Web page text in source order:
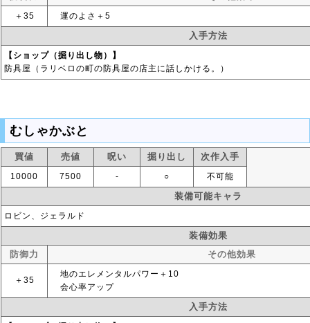
＋35 運のよさ＋5
入手方法
【ショップ（掘り出し物）】
防具屋（ラリベロの町の防具屋の店主に話しかける。）
むしゃかぶと
買値 売値 呪い 掘り出し 次作入手
10000 7500 ‐ ○ 不可能
装備可能キャラ
ロビン、ジェラルド
装備効果
防御力
その他効果
＋35
地のエレメンタルパワー＋10
会心率アップ
入手方法